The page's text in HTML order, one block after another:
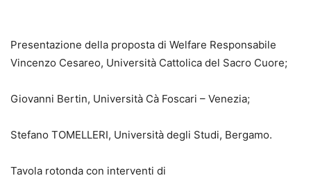
Presentazione della proposta di Welfare Responsabile
Vincenzo Cesareo, Università Cattolica del Sacro Cuore;
Giovanni Bertin, Università Cà Foscari – Venezia;
Stefano TOMELLERI, Università degli Studi, Bergamo.
Tavola rotonda con interventi di